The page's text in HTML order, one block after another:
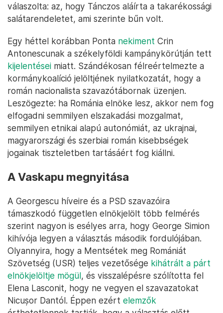
válaszolta: az, hogy Tánczos aláírta a takarékossági
salátarendeletet, ami szerinte bűn volt.
Egy héttel korábban Ponta nekiment Crin
Antonescunak a székelyföldi kampánykörútján tett
kijelentései miatt. Szándékosan félreértelmezte a
kormánykoalíció jelöltjének nyilatkozatát, hogy a
román nacionalista szavazótábornak üzenjen.
Leszögezte: ha Románia elnöke lesz, akkor nem fog
elfogadni semmilyen elszakadási mozgalmat,
semmilyen etnikai alapú autonómiát, az ukrajnai,
magyarországi és szerbiai román kisebbségek
jogainak tiszteletben tartásáért fog kiállni.
A Vaskapu megnyitása
A Georgescu híveire és a PSD szavazóira
támaszkodó független elnökjelölt több felmérés
szerint nagyon is esélyes arra, hogy George Simion
kihívója legyen a választás második fordulójában.
Olyannyira, hogy a Mentsétek meg Romániát
Szövetség (USR) teljes vezetősége kihátrált a párt
elnökjelöltje mögül, és visszalépésre szólította fel
Elena Lasconit, hogy ne vegyen el szavazatokat
Nicușor Dantól. Éppen ezért elemzők